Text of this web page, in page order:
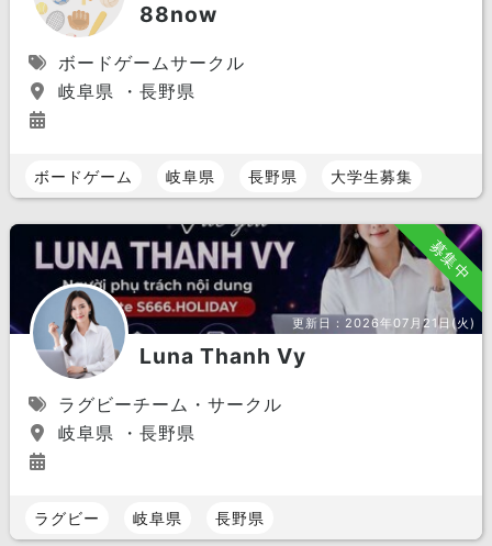
88now
ボードゲームサークル
岐阜県 ・長野県
ボードゲーム 岐阜県 長野県 大学生募集
募集中
更新日： 2026年07月21日(火)
Luna Thanh Vy
ラグビーチーム・サークル
岐阜県 ・長野県
ラグビー 岐阜県 長野県